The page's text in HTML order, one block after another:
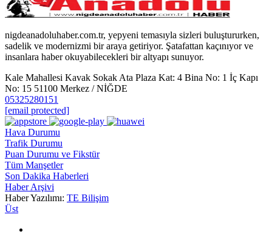
nigdeanadoluhaber.com.tr, yepyeni temasıyla sizleri buluştururken,
sadelik ve modernizmi bir araya getiriyor. Şatafattan kaçınıyor ve
insanlara haber okuyabilecekleri bir altyapı sunuyor.
Kale Mahallesi Kavak Sokak Ata Plaza Kat: 4 Bina No: 1 İç Kapı
No: 15 51100 Merkez / NİĞDE
05325280151
[email protected]
Hava Durumu
Trafik Durumu
Puan Durumu ve Fikstür
Tüm Manşetler
Son Dakika Haberleri
Haber Arşivi
Haber Yazılımı: TE Bilişim
Üst